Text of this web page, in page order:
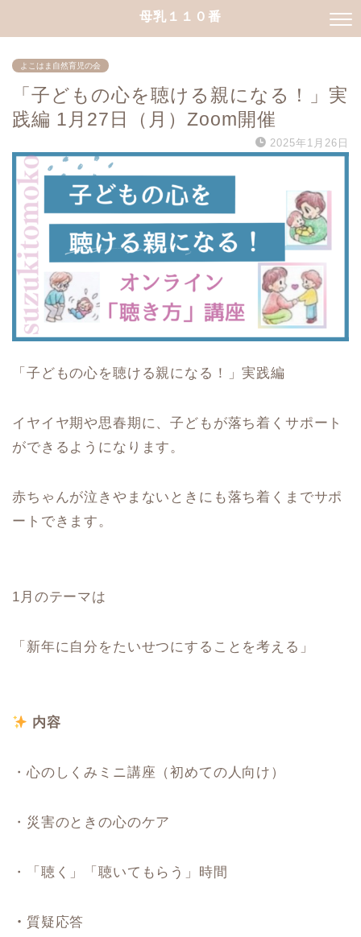
母乳１１０番
よこはま自然育児の会
「子どもの心を聴ける親になる！」実
践編 1月27日（月）Zoom開催
2025年1月26日
「子どもの心を聴ける親になる！」実践編
イヤイヤ期や思春期に、子どもが落ち着くサポート
ができるようになります。
赤ちゃんが泣きやまないときにも落ち着くまでサポ
ートできます。
1月のテーマは
「新年に自分をたいせつにすることを考える」
内容
・心のしくみミニ講座（初めての人向け）
・災害のときの心のケア
・「聴く」「聴いてもらう」時間
・ 質疑応答